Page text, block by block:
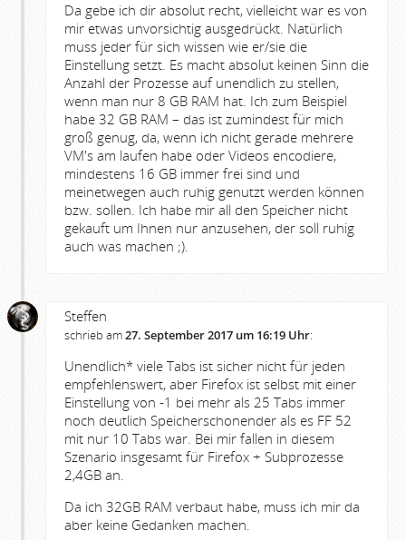
Da gebe ich dir absolut recht, vielleicht war es von
mir etwas unvorsichtig ausgedrückt. Natürlich
muss jeder für sich wissen wie er/sie die
Einstellung setzt. Es macht absolut keinen Sinn die
Anzahl der Prozesse auf unendlich zu stellen,
wenn man nur 8 GB RAM hat. Ich zum Beispiel
habe 32 GB RAM – das ist zumindest für mich
groß genug, da, wenn ich nicht gerade mehrere
VM's am laufen habe oder Videos encodiere,
mindestens 16 GB immer frei sind und
meinetwegen auch ruhig genutzt werden können
bzw. sollen. Ich habe mir all den Speicher nicht
gekauft um Ihnen nur anzusehen, der soll ruhig
auch was machen ;).
Steffen
schrieb am27. September 2017 um 16:19 Uhr:
Unendlich* viele Tabs ist sicher nicht für jeden
empfehlenswert, aber Firefox ist selbst mit einer
Einstellung von -1 bei mehr als 25 Tabs immer
noch deutlich Speicherschonender als es FF 52
mit nur 10 Tabs war. Bei mir fallen in diesem
Szenario insgesamt für Firefox + Subprozesse
2,4GB an.
Da ich 32GB RAM verbaut habe, muss ich mir da
aber keine Gedanken machen.